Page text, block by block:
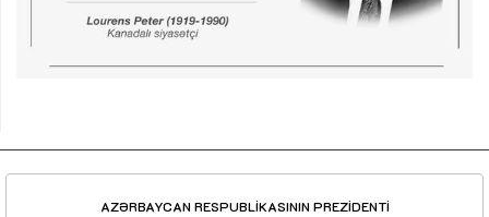
AZƏRBAYCAN RESPUBLİKASININ PREZİDENTİ